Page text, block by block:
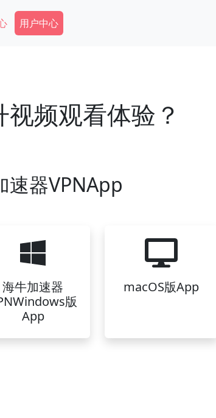
Secondary Menu
用户中心
频观看体验？
速器VPNApp
海牛加速器
版
App
macOS版App